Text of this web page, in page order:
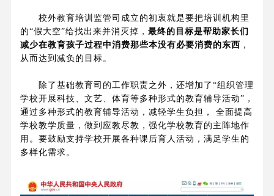
校外教育培训监管司成立的初衷就是要把培训机构里
的“假大空”给找出来并消灭掉， 最终的目标是帮助家长们
减少在教育孩子过程中消费那些本没有必要消费的东西 ，
从而达到减负的目标。
除了基础教育司的工作职责之外，还增加了“组织管理
学校开展科技、文艺、体育等多种形式的教育辅导活动”，
通过多种形式的教育辅导活动，减轻学生负担， 全面提高
学校教学质量，做到应教尽教，强化学校教育的主阵地作
用。要鼓励支持学校开展各种课后育人活动，满足学生的
多样化需求。